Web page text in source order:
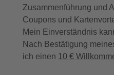
Zusammenführung und
Coupons und
Mein Einverständnis
Nach Bestätigung
ich einen 10 €